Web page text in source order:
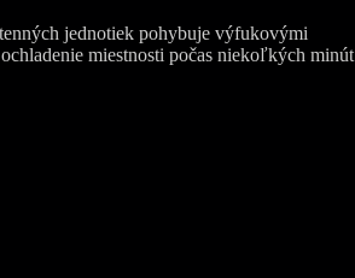
jednotiek pohybuje výfukovými
miestnosti počas niekoľkých minút